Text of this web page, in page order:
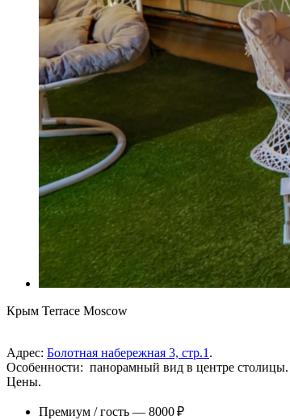
Крым Terrace Moscow
Адрес: Болотная набережная 3, стр.1.
Особенности: панорамный вид в центре столицы.
Цены.
Премиум / гость — 8000 ₽